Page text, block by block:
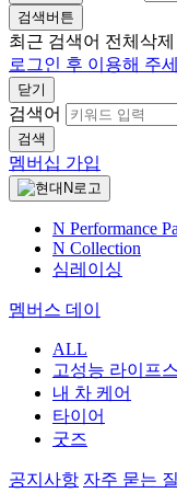
검색버튼
최근 검색어 전체삭제
로그인 후 이용해 주
닫기
검색어
검색
멤버십 가입
N Performance
N Collection
심레이싱
멤버스 데이
ALL
고성능 라이프
내 차 케어
타이어
굿즈
공지사항 자주 묻는